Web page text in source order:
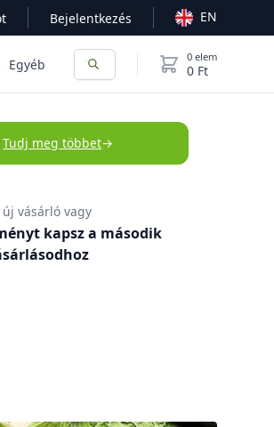
Bejelentkezés EN
Egyéb 0 elem
0 Ft
items in cart,
Tudj meg többet→
új vásárló vagy
kapsz a második